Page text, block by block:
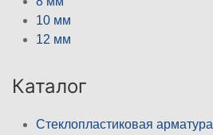
10 мм
12 мм
Каталог
Стеклопластиковая арматура